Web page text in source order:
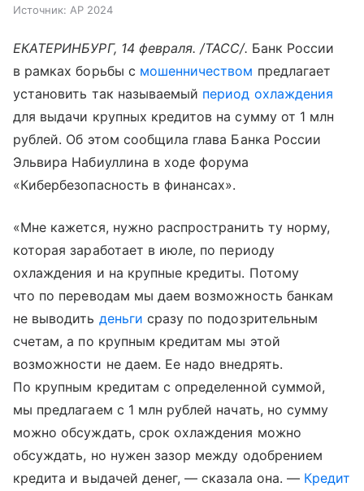
Источник: AP 2024
ЕКАТЕРИНБУРГ, 14 февраля. /ТАСС/. Банк России
в рамках борьбы с мошенничеством предлагает
установить так называемый период охлаждения
для выдачи крупных кредитов на сумму от 1 млн
рублей. Об этом сообщила глава Банка России
Эльвира Набиуллина в ходе форума
«Кибербезопасность в финансах».
«Мне кажется, нужно распространить ту норму,
которая заработает в июле, по периоду
охлаждения и на крупные кредиты. Потому
что по переводам мы даем возможность банкам
не выводить деньги сразу по подозрительным
счетам, а по крупным кредитам мы этой
возможности не даем. Ее надо внедрять.
По крупным кредитам с определенной суммой,
мы предлагаем с 1 млн рублей начать, но сумму
можно обсуждать, срок охлаждения можно
обсуждать, но нужен зазор между одобрением
кредита и выдачей денег, — сказала она. — Кредит